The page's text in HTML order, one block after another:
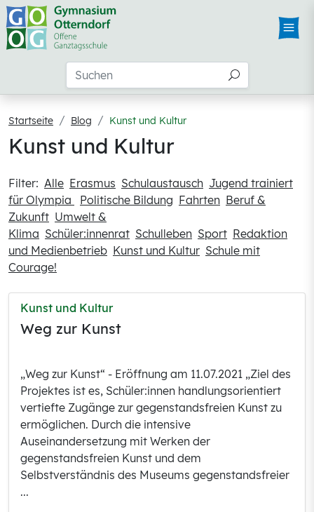
Startseite Blog Kunst und Kultur
Kunst und Kultur
Filter: Alle Erasmus Schulaustausch Jugend trainiert
für Olympia
Politische Bildung Fahrten Beruf &
Zukunft Umwelt &
Klima Schüler:innenrat Schulleben Sport Redaktion
und Medienbetrieb Kunst und Kultur Schule mit
Courage!
Kunst und Kultur
Weg zur Kunst
„Weg zur Kunst“ - Eröffnung am 11.07.2021 „Ziel des
Projektes ist es, Schüler:innen handlungsorientiert
vertiefte Zugänge zur gegenstandsfreien Kunst zu
ermöglichen. Durch die intensive
Auseinandersetzung mit Werken der
gegenstandsfreien Kunst und dem
Selbstverständnis des Museums gegenstandsfreier
...